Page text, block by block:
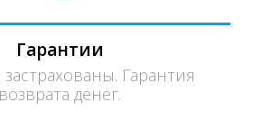
Гарантии
застрахованы. Гарантия
возврата денег.